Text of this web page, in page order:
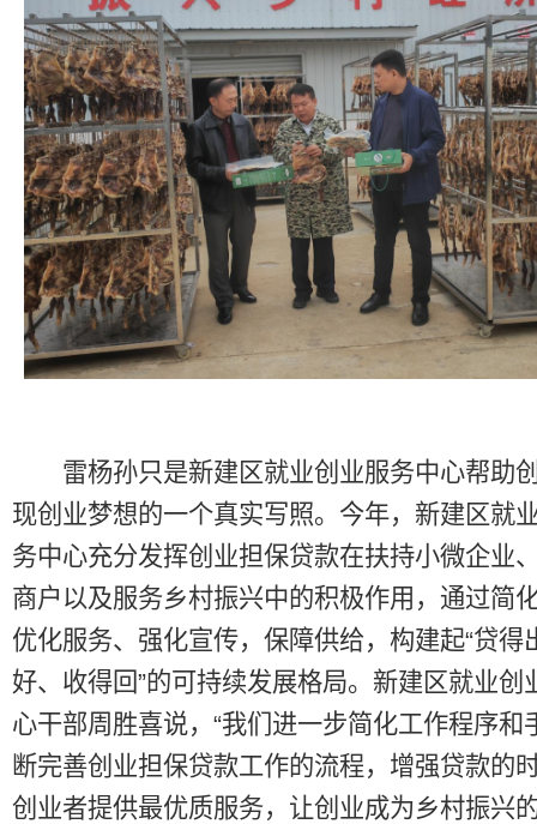
雷杨孙只是新建区就业创业服务中心帮助
现创业梦想的一个真实写照。今年，新建区就
务中心充分发挥创业担保贷款在扶持小微企业
商户以及服务乡村振兴中的积极作用，通过简
优化服务、强化宣传，保障供给，构建起“贷得
好、收得回”的可持续发展格局。新建区就业创
心干部周胜喜说，“我们进一步简化工作程序和
断完善创业担保贷款工作的流程，增强贷款的
创业者提供最优质服务，让创业成为乡村振兴